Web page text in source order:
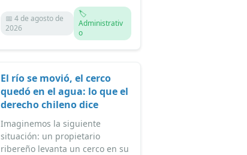
📅 4 de agosto de
2026
🏷️
Administrativ
o
El río se movió, el cerco
quedó en el agua: lo que el
derecho chileno dice
Imaginemos la siguiente
situación: un propietario
ribereño levanta un cerco en su